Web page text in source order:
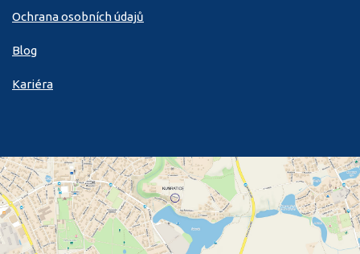
Ochrana osobních údajů
Blog
Kariéra